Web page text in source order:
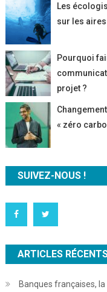
Les
sur les
Pourquoi
projet ?
« zéro
SUIVEZ-NOUS !
ARTICLES
Banques françaises,